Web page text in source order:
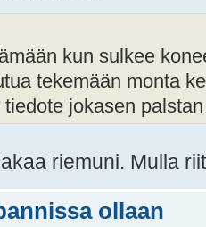
kun sulkee
tekemään monta
jokasen
riemuni. Mulla
ollaan